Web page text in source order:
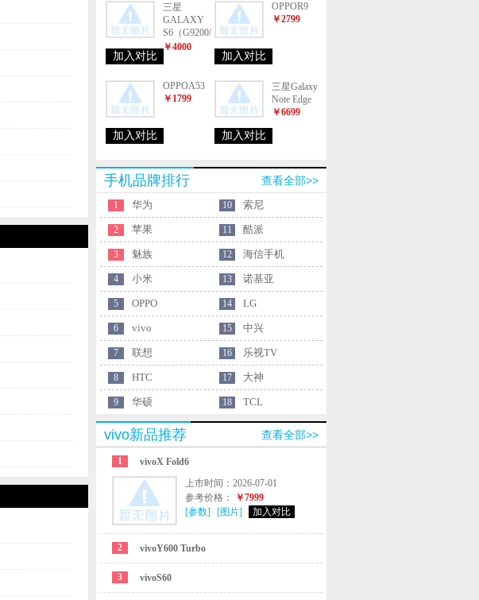
三星
GALAXY
S6（G9200/
全网通）
￥4000
加入对比
OPPOR9
￥2799
加入对比
OPPOA53
￥1799
加入对比
三星Galaxy
Note Edge
￥6699
加入对比
查看全部>>
手机品牌排行
1 华为 10 索尼
2 苹果 11 酷派
3 魅族 12 海信手机
4 小米 13 诺基亚
5 OPPO 14 LG
6 vivo 15 中兴
7 联想 16 乐视TV
8 HTC 17 大神
9 华硕 18 TCL
查看全部>>
vivo新品推荐
1
vivoX Fold6
上市时间：2026-07-01
参考价格：
￥7999
[参数]
[图片] 加入对比
2 vivoY600 Turbo
3 vivoS60